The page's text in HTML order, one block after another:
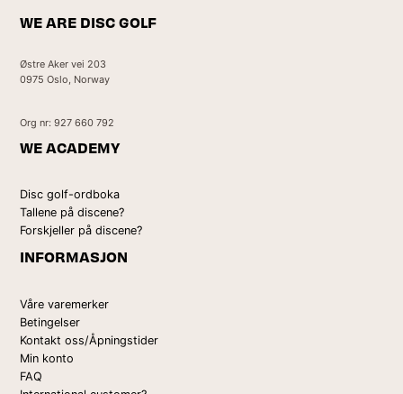
WE ARE DISC GOLF
Østre Aker vei 203
0975 Oslo, Norway
Org nr: 927 660 792
WE ACADEMY
Disc golf-ordboka
Tallene på discene?
Forskjeller på discene?
INFORMASJON
Våre varemerker
Betingelser
Kontakt oss/Åpningstider
Min konto
FAQ